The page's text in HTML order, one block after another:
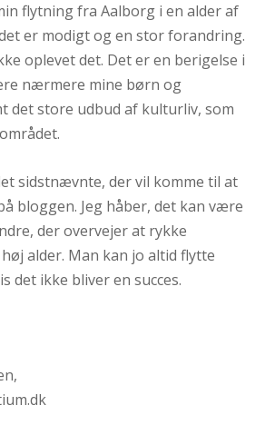
flytning fra Aalborg i en alder af
er modigt og en stor forandring.
oplevet det. Det er en berigelse i
nærmere mine børn og
det store udbud af kulturliv, som
sidstnævnte, der vil komme til at
bloggen. Jeg håber, det kan være
der overvejer at rykke
alder. Man kan jo altid flytte
det ikke bliver en succes.